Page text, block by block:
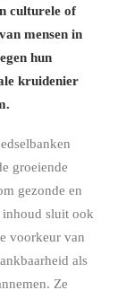
culturele of
mensen in
hun
kruidenier
groeiende
gezonde en
inhoud sluit ook
voorkeur van
als
Ze